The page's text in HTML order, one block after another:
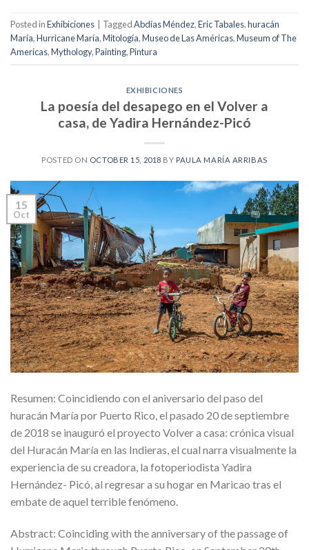
Posted inExhibiciones TaggedAbdías Méndez,Eric Tabales,huracán
María,Hurricane María,Mitología,Museo de Las Américas,Museum of The
Americas,Mythology,Painting,Pintura
EXHIBICIONES
La poesía del desapego en el Volver a
casa, de Yadira Hernández-Picó
POSTED ON OCTOBER 15, 2018 BY PAULA MARÍA ARRIBAS
15
Oct
Resumen: Coincidiendo con el aniversario del paso del
huracán María por Puerto Rico, el pasado 20 de septiembre
de 2018 se inauguró el proyecto Volver a casa: crónica visual
del Huracán María en las Indieras, el cual narra visualmente la
experiencia de su creadora, la fotoperiodista Yadira
Hernández- Picó, al regresar a su hogar en Maricao tras el
embate de aquel terrible fenómeno.
Abstract: Coinciding with the anniversary of the passage of